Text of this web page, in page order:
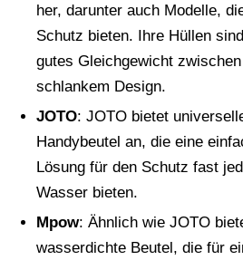
her, darunter auch Modelle,
Schutz bieten. Ihre Hüllen
gutes Gleichgewicht
schlankem Design.
JOTO: JOTO bietet
Handybeutel an, die eine
Lösung für den Schutz fast
Wasser bieten.
Mpow: Ähnlich wie JOTO
wasserdichte Beutel, die für